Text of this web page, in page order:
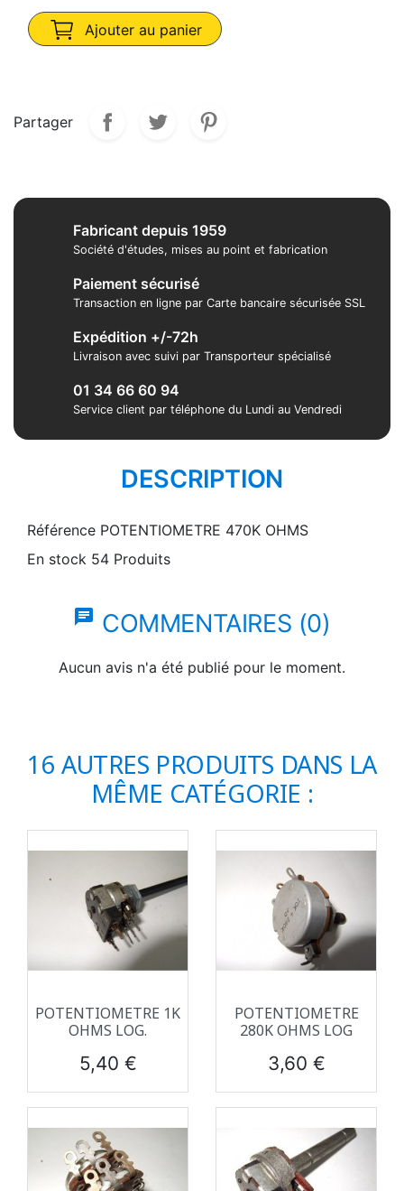
Ajouter au panier
Partager
Fabricant depuis 1959
Société d'études, mises au point et fabrication
Paiement sécurisé
Transaction en ligne par Carte bancaire sécurisée SSL
Expédition +/-72h
Livraison avec suivi par Transporteur spécialisé
01 34 66 60 94
Service client par téléphone du Lundi au Vendredi
DESCRIPTION
Référence POTENTIOMETRE 470K OHMS
En stock 54 Produits
chat COMMENTAIRES (0)
Aucun avis n'a été publié pour le moment.
16 AUTRES PRODUITS DANS LA
MÊME CATÉGORIE :
POTENTIOMETRE 1K
OHMS LOG.
Prix
5,40 €
POTENTIOMETRE
280K OHMS LOG
Prix
3,60 €